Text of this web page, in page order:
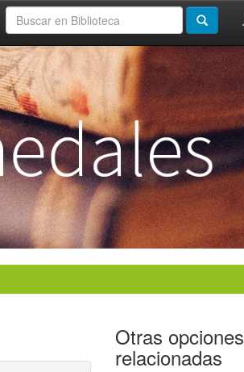
Otras opciones
relacionadas